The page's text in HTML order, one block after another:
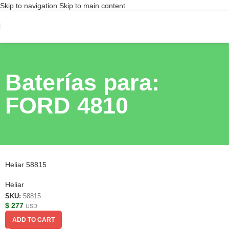
Skip to navigation Skip to main content
Baterías para:
FORD 4810
Heliar 58815
Heliar
SKU: 58815
$ 277 USD
ADD TO CART